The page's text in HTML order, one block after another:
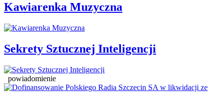
Kawiarenka Muzyczna
Sekrety Sztucznej Inteligencji
powiadomienie